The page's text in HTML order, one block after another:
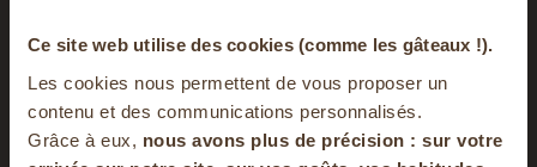
Ce site web utilise des cookies (comme les gâteaux !).
Les cookies nous permettent de vous proposer un
contenu et des communications personnalisés.
Grâce à eux, nous avons plus de précision : sur votre
Vous aimerez aussi
MIN 5 MIN
-20% offerts sur
votre panier